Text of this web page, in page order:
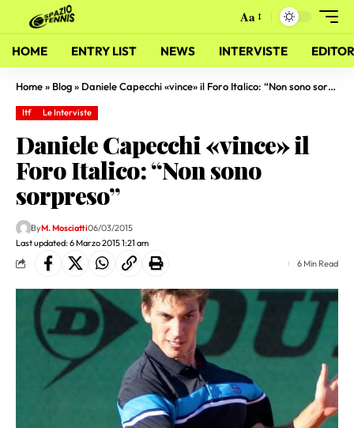
Aa
HOME ENTRY LIST NEWS INTERVISTE
Home» Blog» Daniele Capecchi «vince» il Foro Italico: “Non sono sorpreso”
Itf Le Interviste
Daniele Capecchi «vince» il
Foro Italico: “Non sono
sorpreso”
Last updated: 6 Marzo 2015 1:21 am
ByM. Mosciatti06/03/2015
6 Min Read